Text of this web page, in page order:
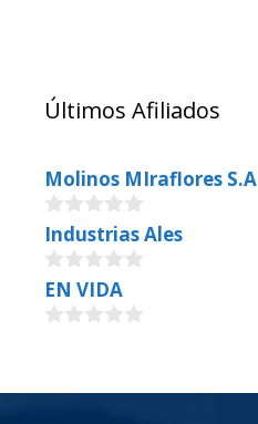
Últimos Afiliados
Molinos MIraflores S.A
0
o
u
t
o
f
Industrias Ales
0
o
u
5
EN VIDA
t